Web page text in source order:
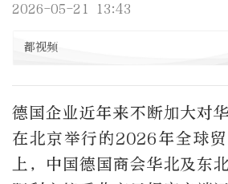
2026-05-21 13:43
都视频
德国企业近年来不断加大对
在北京举行的2026年全球
上，中国德国商会华北及东